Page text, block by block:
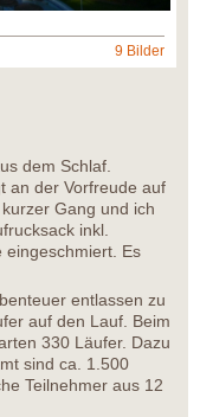
9 Bilder
dem Schlaf.
an der Vorfreude auf
Gang und ich
inkl.
eingeschmiert. Es
entlassen zu
auf den Lauf. Beim
330 Läufer. Dazu
sind ca. 1.500
Teilnehmer aus 12